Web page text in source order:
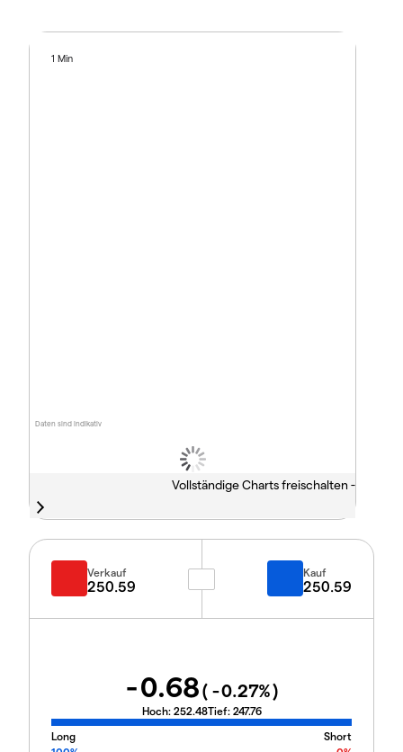
Daten sind indikativ
1 Min
Vollständige Charts freischalten -
Verkauf
250.59
Kauf
250.59
-0.68( -0.27%)
Hoch: 252.48Tief: 247.76
Long
Short